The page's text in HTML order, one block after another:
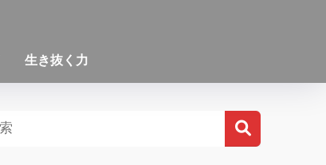
生き抜く力